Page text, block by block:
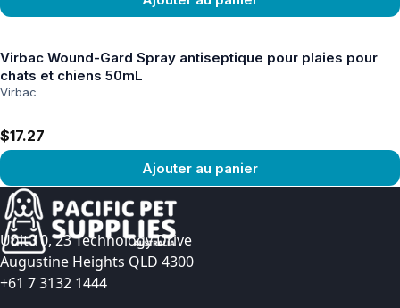
Virbac Wound-Gard Spray antiseptique pour plaies pour
chats et chiens 50mL
Virbac
$17.27
Ajouter au panier
Voir le produit
Unit 10, 23 Technology Drive
Augustine Heights QLD 4300
+61 7 3132 1444